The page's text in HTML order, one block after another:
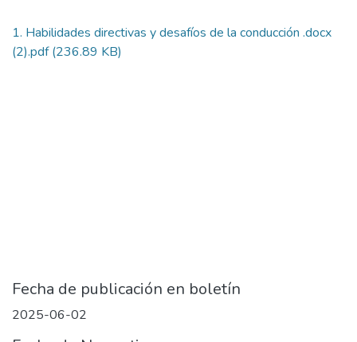
1. Habilidades directivas y desafíos de la conducción .docx
(2).pdf(236.89 KB)
Fecha de publicación en boletín
2025-06-02